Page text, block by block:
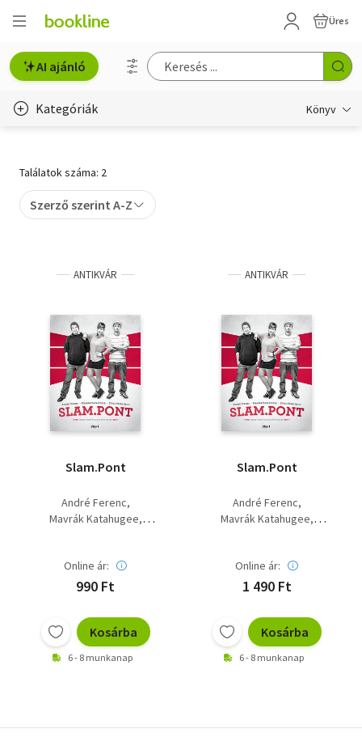
Üres
AI ajánló
Kategóriák Könyv
Gyermek- és ifjúsági
Művészet
Szakkönyv
Szótár, nyelvkönyv
Tankönyv, segédkönyv
Társadalomtudomány
Természettudomány
Találatok száma: 2
Szerző szerint A-Z
ANTIKVÁR
Slam.Pont
André Ferenc
Mavrák Katahugee
Online ár:
990 Ft
Kosárba
6 - 8 munkanap
ANTIKVÁR
Slam.Pont
André Ferenc
Mavrák Katahugee
Online ár:
1 490 Ft
Kosárba
6 - 8 munkanap